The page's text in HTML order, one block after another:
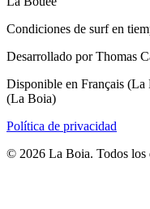
Condiciones de surf en
Desarrollado por Thomas
Disponible en Français
(La Boia)
Política de privacidad
© 2026 La Boia. Todos los